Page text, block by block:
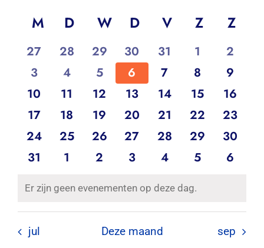
Contact
Zoeken
een
datum.
Kalender
van
Evenementen
M MAANDAG
D DINSDAG
WWOENSDAG
D DONDERDAG
V VRIJDAG
Z Z
1
evenement
27
1
evenement
28
1
evenement
29
1
evenement
30
1
evenement
31
1
evenement
1
1
2
0
evenementen
3
0
evenementen
4
0
evenementen
5
0
evenementen
6
0
evenementen
7
0
evenementen
8
0
9
0
evenementen
10
0
evenementen
11
0
evenementen
12
0
evenementen
13
0
evenementen
14
0
evenementen
15
0
16
0
evenementen
17
0
evenementen
18
0
evenementen
19
0
evenementen
20
1
evenement
21
0
evenementen
22
1
23
0
evenementen
24
0
evenementen
25
0
evenementen
26
0
evenementen
27
0
evenementen
28
0
evenementen
29
0
30
0
31
0
1
0
2
0
3
0
4
0
5
0
6
Bericht
Er zijn geen evenementen op deze dag.
jul Deze maand sep